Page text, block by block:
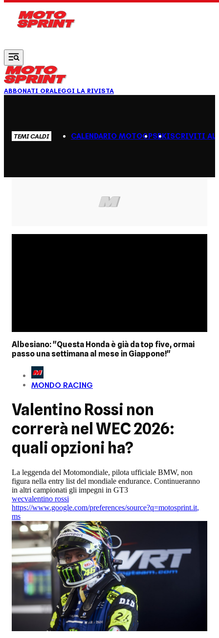
ABBONATI ORALEGGI LA RIVISTA
TEMI CALDI CALENDARIO MOTOGPSBKISCRIVITI AL
Albesiano: "Questa Honda è già da top five, ormai
passo una settimana al mese in Giappone!"
MONDO RACING
Valentino Rossi non
correrà nel WEC 2026:
quali opzioni ha?
La leggenda del Motomondiale, pilota ufficiale BMW, non
figura nella entry list del mondiale endurance. Continueranno
in altri campionati gli impegni in GT3
wecvalentino rossi
https://www.google.com/preferences/source?q=motosprint.it,
ms